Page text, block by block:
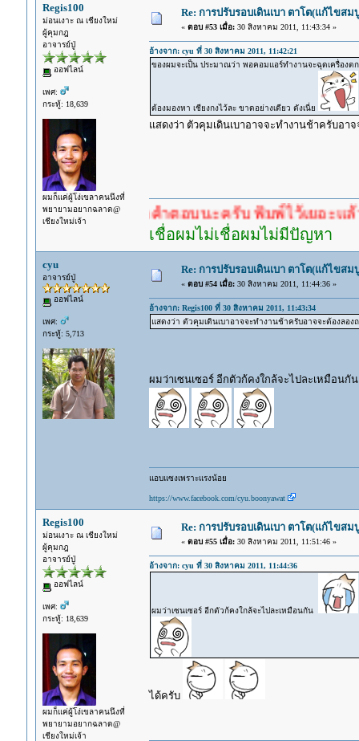
Regis100
ม่อนเงาะ ณ เชียงใหม่
ผู้คุมกฎ
อาจารย์ปู่
ออฟไลน์
เพศ:
กระทู้: 18,639
ผมก็แค่ผู้โง่เขลาคนนึงที่
พยายามอยากฉลาด@
เชียงใหม่เจ้า
Re: การปรับรอบเดินเบา ตาโต(แก้ไขส
« ตอบ #53 เมื่อ:30 สิงหาคม 2011, 11:43:34 »
อ้างจาก: cyu ที่ 30 สิงหาคม 2011, 11:42:21
ของผมจะเป็น ประมาณว่า พอคอมแอร์ทำงานจะฉุดเครื่อง
ต้องมองหา เชียงกงไว้ละ ขาดอย่างเดียว ตังเนี่ย
แสดงว่า ตัวคุมเดินเบาอาจจะทำงานช้าครับอา
ตอบก่อนรอคำตอบนะครับ พิมพ์ไว้เยอะแล้ว หาอ่าน
เชื่อผมไม่เชื่อผมไม่มีปัญหา
cyu
อาจารย์ปู่
ออฟไลน์
เพศ:
กระทู้: 5,713
Re: การปรับรอบเดินเบา ตาโต(แก้ไขส
« ตอบ #54 เมื่อ:30 สิงหาคม 2011, 11:44:36 »
อ้างจาก: Regis100 ที่ 30 สิงหาคม 2011, 11:43:34
แสดงว่า ตัวคุมเดินเบาอาจจะทำงานช้าครับอาจจะต้องลอ
ผมว่าเซนเซอร์ อีกตัวก้คงใกล้จะไปละเหมือนกั
แอบแซงเพราะแรงน้อย
https://www.facebook.com/cyu.boonyawat
Regis100
ม่อนเงาะ ณ เชียงใหม่
ผู้คุมกฎ
อาจารย์ปู่
ออฟไลน์
เพศ:
กระทู้: 18,639
ผมก็แค่ผู้โง่เขลาคนนึงที่
พยายามอยากฉลาด@
เชียงใหม่เจ้า
Re: การปรับรอบเดินเบา ตาโต(แก้ไขส
« ตอบ #55 เมื่อ:30 สิงหาคม 2011, 11:51:46 »
อ้างจาก: cyu ที่ 30 สิงหาคม 2011, 11:44:36
ผมว่าเซนเซอร์ อีกตัวก้คงใกล้จะไปละเหมือนกัน
ได้ครับ